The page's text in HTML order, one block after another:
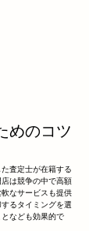
めのコツ
査定士が在籍する
は競争の中で高額
なサービスも提供
るタイミングを選
なども効果的で